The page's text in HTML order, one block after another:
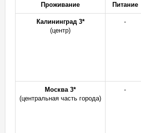
Проживание Питание
Калининград 3*
(центр)
-
Москва 3*
(центральная часть города)
-